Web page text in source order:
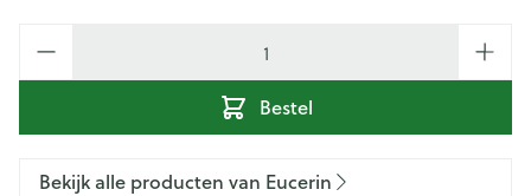
Bestel
Bekijk alle producten van Eucerin